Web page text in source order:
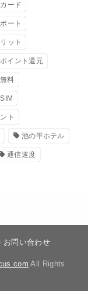
ード
ート
ット
ポイント還元
料
ト
池の平ホテル
通信速度
お問い合わせ
All Rights